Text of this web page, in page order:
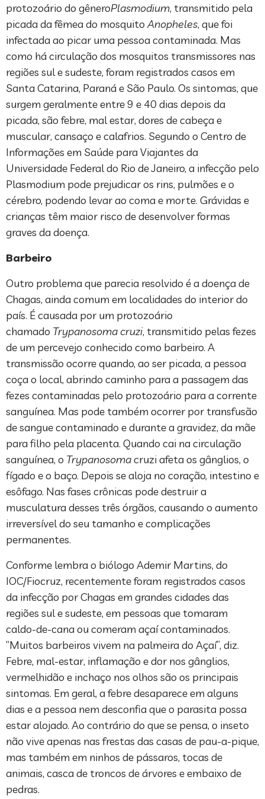
protozoário do gêneroPlasmodium, transmitido pela
picada da fêmea do mosquitoAnopheles, que foi
infectada ao picar uma pessoa contaminada. Mas
como há circulação dos mosquitos transmissores nas
regiões sul e sudeste, foram registrados casos em
Santa Catarina, Paraná e São Paulo. Os sintomas, que
surgem geralmente entre 9 e 40 dias depois da
picada, são febre, mal estar, dores de cabeça e
muscular, cansaço e calafrios. Segundo o Centro de
Informações em Saúde para Viajantes da
Universidade Federal do Rio de Janeiro, a infecção pelo
Plasmodium pode prejudicar os rins, pulmões e o
cérebro, podendo levar ao coma e morte. Grávidas e
crianças têm maior risco de desenvolver formas
graves da doença.
Barbeiro
Outro problema que parecia resolvido é a doença de
Chagas, ainda comum em localidades do interior do
país. É causada por um protozoário
chamado Trypanosoma cruzi, transmitido pelas fezes
de um percevejo conhecido como barbeiro. A
transmissão ocorre quando, ao ser picada, a pessoa
coça o local, abrindo caminho para a passagem das
fezes contaminadas pelo protozoário para a corrente
sanguínea. Mas pode também ocorrer por transfusão
de sangue contaminado e durante a gravidez, da mãe
para filho pela placenta. Quando cai na circulação
sanguínea, o Trypanosomacruzi afeta os gânglios, o
fígado e o baço. Depois se aloja no coração, intestino e
esôfago. Nas fases crônicas pode destruir a
musculatura desses três órgãos, causando o aumento
irreversível do seu tamanho e complicações
permanentes.
Conforme lembra o biólogo Ademir Martins, do
IOC/Fiocruz, recentemente foram registrados casos
da infecção por Chagas em grandes cidades das
regiões sul e sudeste, em pessoas que tomaram
caldo-de-cana ou comeram açaí contaminados.
“Muitos barbeiros vivem na palmeira do Açaí”, diz.
Febre, mal-estar, inflamação e dor nos gânglios,
vermelhidão e inchaço nos olhos são os principais
sintomas. Em geral, a febre desaparece em alguns
dias e a pessoa nem desconfia que o parasita possa
estar alojado. Ao contrário do que se pensa, o inseto
não vive apenas nas frestas das casas de pau-a-pique,
mas também em ninhos de pássaros, tocas de
animais, casca de troncos de árvores e embaixo de
pedras.